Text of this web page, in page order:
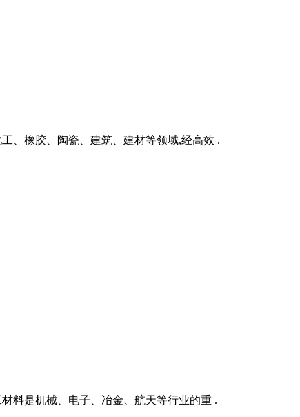
、橡胶、陶瓷、建筑、建材等领域,经高效 .
料是机械、电子、冶金、航天等行业的重 .